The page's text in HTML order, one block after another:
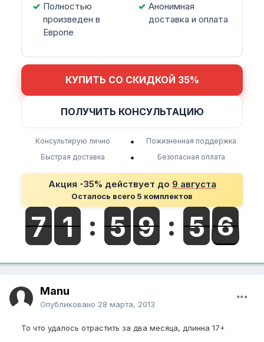
Полностью
произведен в
Европе
Анонимная
доставка и оплата
КУПИТЬ СО СКИДКОЙ 35%
ПОЛУЧИТЬ КОНСУЛЬТАЦИЮ
Консультирую лично •
Пожизненная поддержка
Быстрая доставка
• Безопасная оплата
Акция -35% действует до 9 августа
Осталось всего 5 комплектов
Manu
Опубликовано 28 марта, 2013
То что удалось отрастить за два месяца, длинна 17+